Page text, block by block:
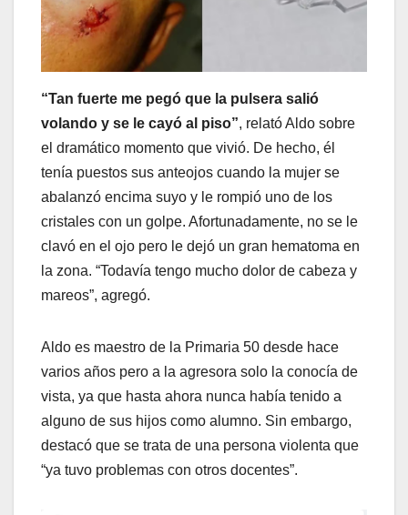
“Tan fuerte me pegó que la pulsera salió
volando y se le cayó al piso”, relató Aldo sobre
el dramático momento que vivió. De hecho, él
tenía puestos sus anteojos cuando la mujer se
abalanzó encima suyo y le rompió uno de los
cristales con un golpe. Afortunadamente, no se le
clavó en el ojo pero le dejó un gran hematoma en
la zona. “Todavía tengo mucho dolor de cabeza y
mareos”, agregó.
Aldo es maestro de la Primaria 50 desde hace
varios años pero a la agresora solo la conocía de
vista, ya que hasta ahora nunca había tenido a
alguno de sus hijos como alumno. Sin embargo,
destacó que se trata de una persona violenta que
“ya tuvo problemas con otros docentes”.